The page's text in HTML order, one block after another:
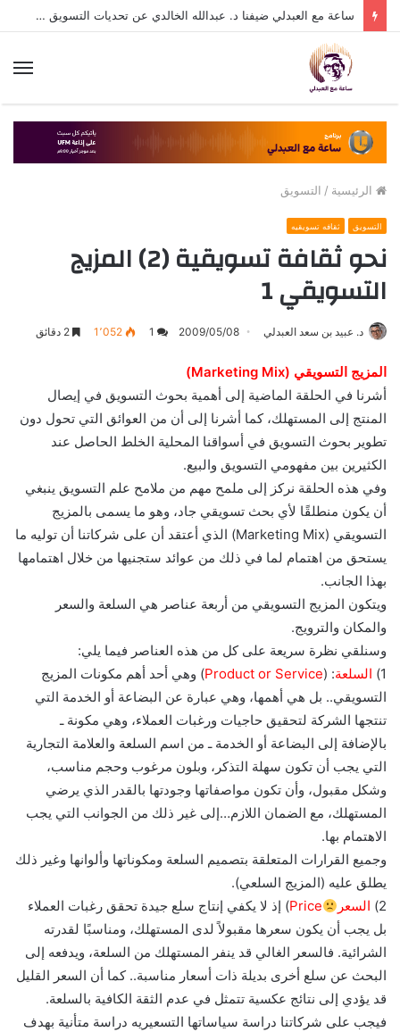
ساعة مع العبدلي ضيفنا د. عبدالله الخالدي عن تحديات التسويق في القطاع الثالث مع د. عبيد العبدلي
الرئيسية / التسويق
التسويق ثقافه تسويقيه
نحو ثقافة تسويقية (2) المزيج
التسويقي 1
د. عبيد بن سعد العبدلي 2009/05/08
1 1٬052
المزيج التسويقي (Marketing Mix)
أشرنا في الحلقة الماضية إلى أهمية بحوث التسويق في إيصال
المنتج إلى المستهلك، كما أشرنا إلى أن من العوائق التي تحول دون
تطوير بحوث التسويق في أسواقنا المحلية الخلط الحاصل عند
الكثيرين بين مفهومي التسويق والبيع.
وفي هذه الحلقة نركز إلى ملمح مهم من ملامح علم التسويق ينبغي
أن يكون منطلقًا لأي بحث تسويقي جاد، وهو ما يسمى بالمزيج
التسويقي (Marketing Mix) الذي أعتقد أن على شركاتنا أن توليه ما
يستحق من اهتمام لما في ذلك من عوائد ستجنيها من خلال اهتمامها
بهذا الجانب.
ويتكون المزيج التسويقي من أربعة عناصر هي السلعة والسعر
والمكان والترويج.
وسنلقي نظرة سريعة على كل من هذه العناصر فيما يلي:
1) السلعة: (
Product or Service) وهي أحد أهم مكونات المزيج
التسويقي.. بل هي أهمها، وهي عبارة عن البضاعة أو الخدمة التي
تنتجها الشركة لتحقيق حاجيات ورغبات العملاء، وهي مكونة ـ
بالإضافة إلى البضاعة أو الخدمة ـ من اسم السلعة والعلامة التجارية
التي يجب أن تكون سهلة التذكر، وبلون مرغوب وحجم مناسب،
وشكل مقبول، وأن تكون مواصفاتها وجودتها بالقدر الذي يرضي
المستهلك، مع الضمان اللازم…إلى غير ذلك من الجوانب التي يجب
الاهتمام بها.
وجميع القرارات المتعلقة بتصميم السلعة ومكوناتها وألوانها وغير ذلك
يطلق عليه (المزيج السلعي).
2) السعر Price) إذ لا يكفي إنتاج سلع جيدة تحقق رغبات العملاء
بل يجب أن يكون سعرها مقبولاً لدى المستهلك، ومناسبًا لقدرته
الشرائية. فالسعر الغالي قد ينفر المستهلك من السلعة، ويدفعه إلى
البحث عن سلع أخرى بديلة ذات أسعار مناسبة.. كما أن السعر القليل
قد يؤدي إلى نتائج عكسية تتمثل في عدم الثقة الكافية بالسلعة.
فيجب على شركاتنا دراسة سياساتها التسعيريه دراسة متأنية بهدف